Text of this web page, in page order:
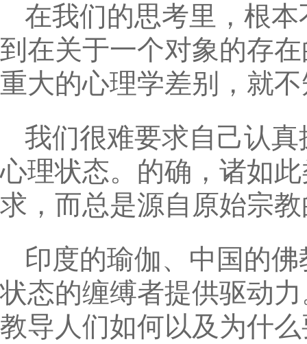
在我们的思考里，根
到在关于一个对象的存
重大的心理学差别，就
我们很难要求自己认
心理状态。的确，诸如
求，而总是源自原始宗
印度的瑜伽、中国的
状态的缠缚者提供驱动
教导人们如何以及为什